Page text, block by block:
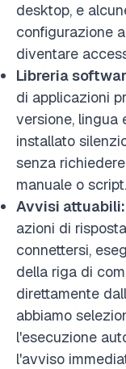
desktop, e
configurazione
diventare
Libreria
di applicazioni
versione, lingua
installato
senza
manuale o
Avvisi attuabili:
azioni di
connettersi,
della riga di
direttamente
abbiamo
l'esecuzione
l'avviso